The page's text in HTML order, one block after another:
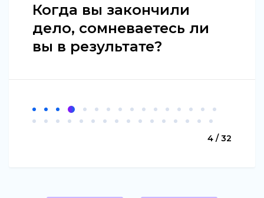
Когда вы закончили
дело, сомневаетесь ли
вы в результате?
4 / 32